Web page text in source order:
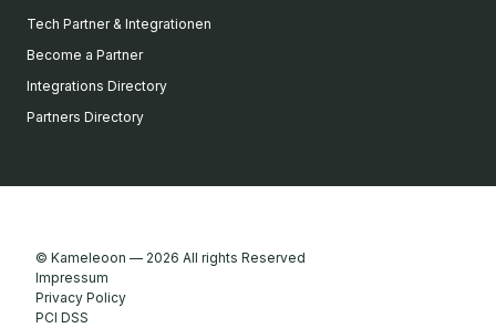
Tech Partner & Integrationen
Become a Partner
Integrations Directory
Partners Directory
© Kameleoon — 2026 All rights Reserved
Impressum
Privacy Policy
PCI DSS